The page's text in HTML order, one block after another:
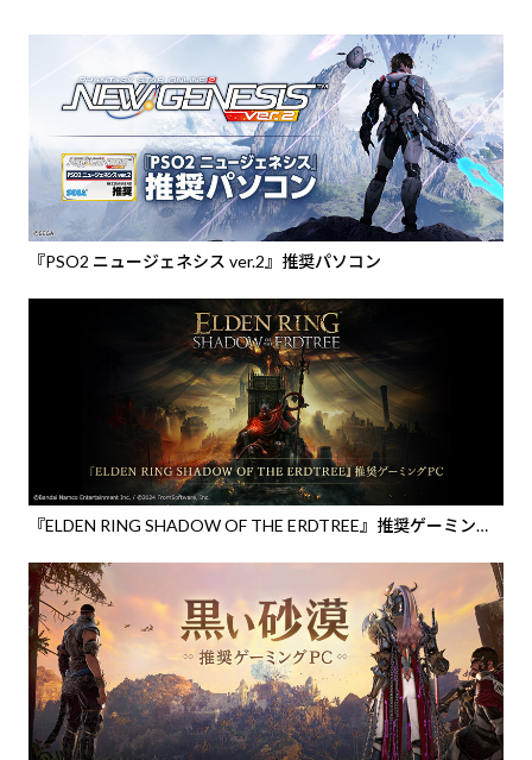
『PSO2 ニュージェネシス ver.2』推奨パソコン
『ELDEN RING SHADOW OF THE ERDTREE』推奨ゲーミング